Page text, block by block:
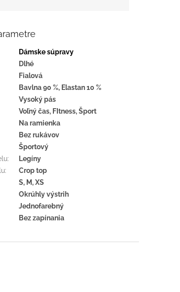
Dámske súpravy
Dlhé
Fialová
Bavlna 90 %, Elastan 10 %
Vysoký pás
Voľný čas, FItness, Šport
Na ramienka
Bez rukávov
Športový
:
Legíny
:
Crop top
S, M, XS
Okrúhly výstrih
Jednofarebný
Bez zapínania